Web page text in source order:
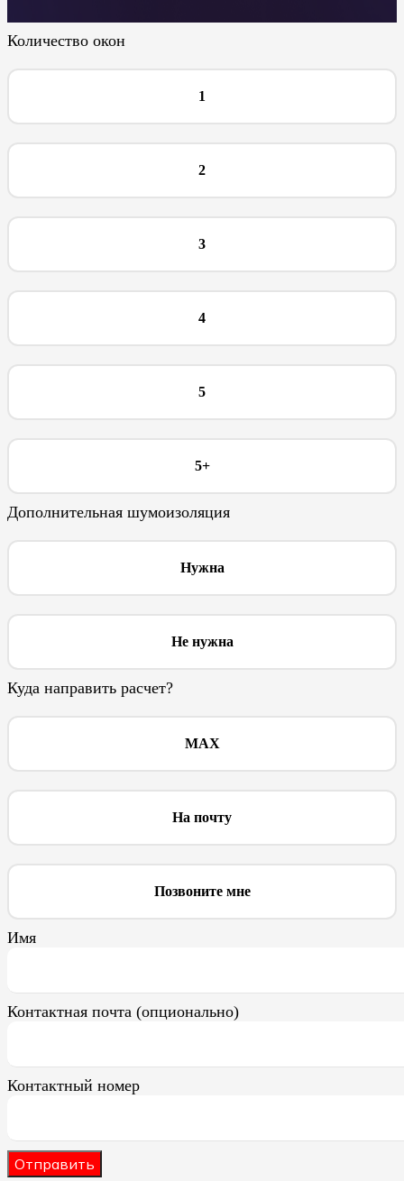
Количество окон
1
2
3
4
5
5+
Дополнительная шумоизоляция
Нужна
Не нужна
Куда направить расчет?
MAX
На почту
Позвоните мне
Имя
Контактная почта (опционально)
Контактный номер
Отправить